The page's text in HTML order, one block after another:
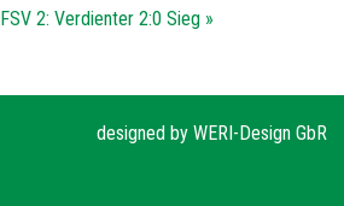
FSV 2: Verdienter 2:0 Sieg »
designed byWERI-Design GbR